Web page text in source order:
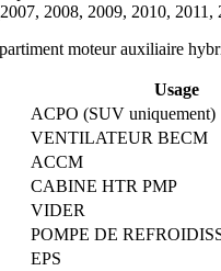
moteur auxiliaire
Usage
ACPO (SUV uniquement)
VENTILATEUR BECM
ACCM
CABINE HTR PMP
VIDER
POMPE DE
EPS